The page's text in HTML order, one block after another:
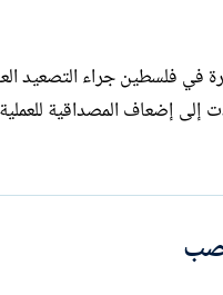
تراكم التطورات الأخيرة في فلسطين جراء
إلى إضعاف المصداقية